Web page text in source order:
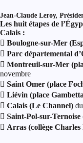
Jean-Claude Leroy,
Les huit étapes de
Calais :
 Boulogne-sur-Mer
 Parc départemental
 Montreuil-sur-Mer
novembre
 Saint Omer (place
 Liévin (place
 Calais (Le Channel)
 Saint-Pol-sur-
 Arras (collège Charles